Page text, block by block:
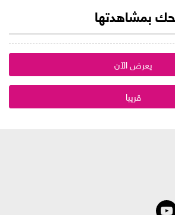
بمشاهدتها
يعرض الآن
قريبا